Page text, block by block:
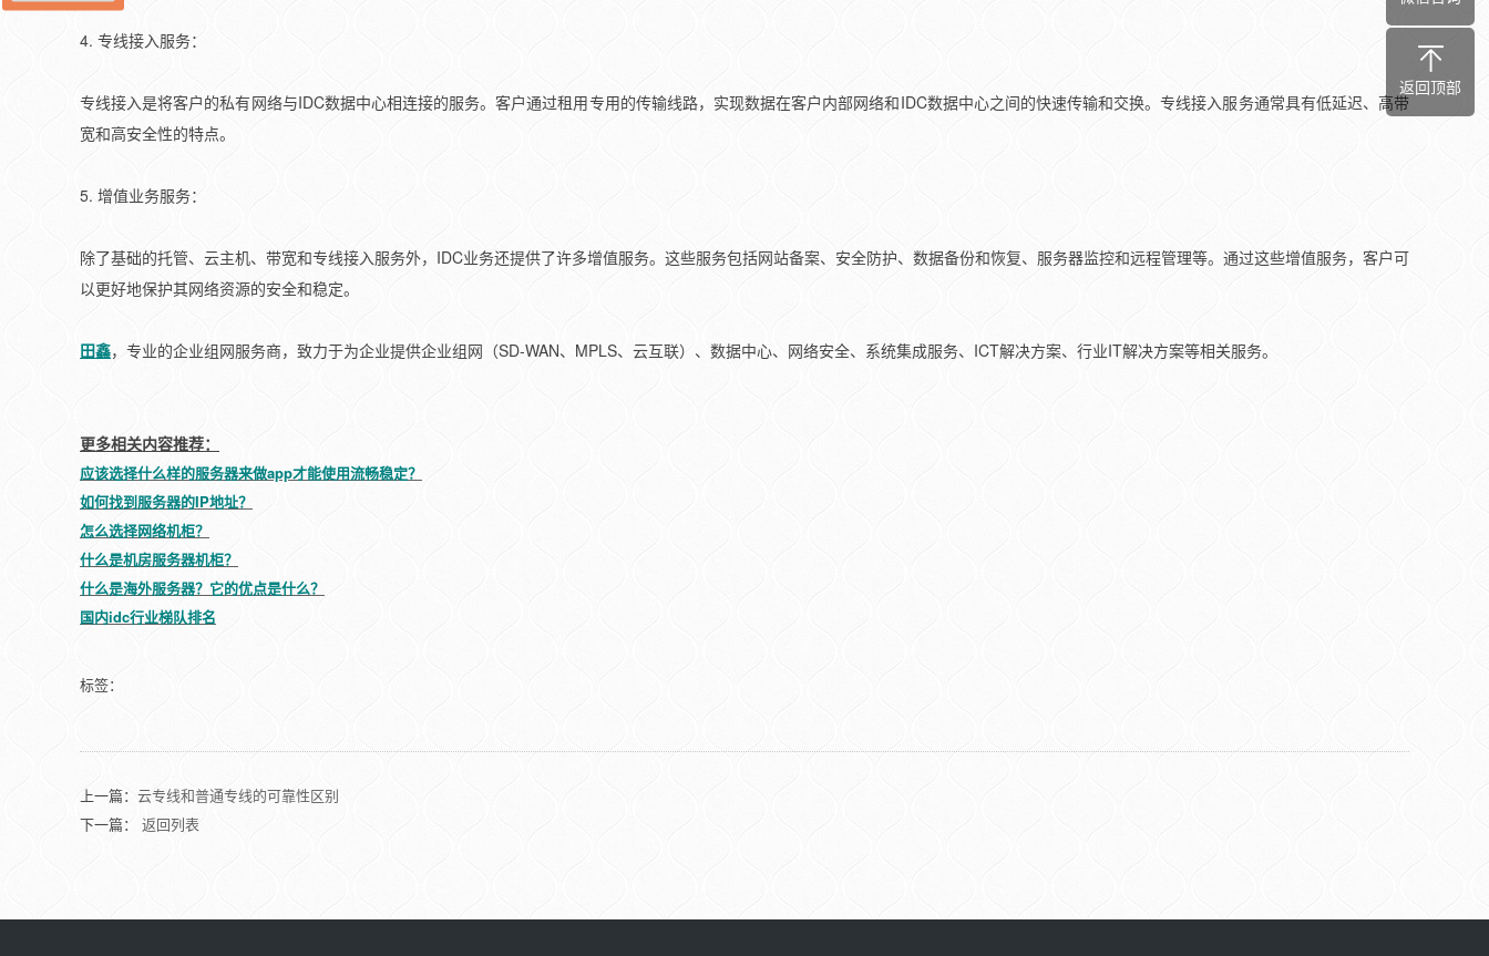
4. 专线接入服务：
专线接入是将客户的私有网络与IDC数据中心相连接的服务。客户通过租用专用的传输线路，实现数据在客户内部网络和IDC数据中心之间的快速传输和交换。专线接入服务通常具有低延迟、高带
宽和高安全性的特点。
5. 增值业务服务：
除了基础的托管、云主机、带宽和专线接入服务外，IDC业务还提供了许多增值服务。这些服务包括网站备案、安全防护、数据备份和恢复、服务器监控和远程管理等。通过这些增值服务，客户可
以更好地保护其网络资源的安全和稳定。
田鑫，专业的企业组网服务商，致力于为企业提供企业组网（SD-WAN、MPLS、云互联）、数据中心、网络安全、系统集成服务、ICT解决方案、行业IT解决方案等相关服务。
更多相关内容推荐：
应该选择什么样的服务器来做app才能使用流畅稳定？
如何找到服务器的IP地址？
怎么选择网络机柜？
什么是机房服务器机柜？
什么是海外服务器？它的优点是什么？
国内idc行业梯队排名
标签：
上一篇： 云专线和普通专线的可靠性区别
下一篇： 返回列表
返回顶部